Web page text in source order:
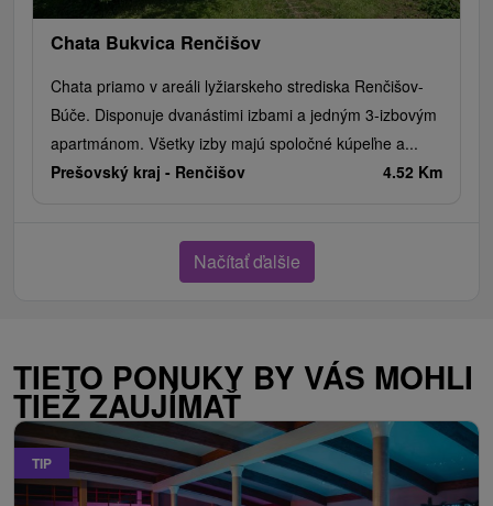
Chata Bukvica Renčišov
Chata priamo v areáli lyžiarskeho strediska Renčišov-
Búče. Disponuje dvanástimi izbami a jedným 3-izbovým
apartmánom. Všetky izby majú spoločné kúpeľne a...
Prešovský kraj - Renčišov 4.52 Km
Načítať ďalšie
TIETO PONUKY BY VÁS MOHLI
TIEŽ ZAUJÍMAŤ
TIP